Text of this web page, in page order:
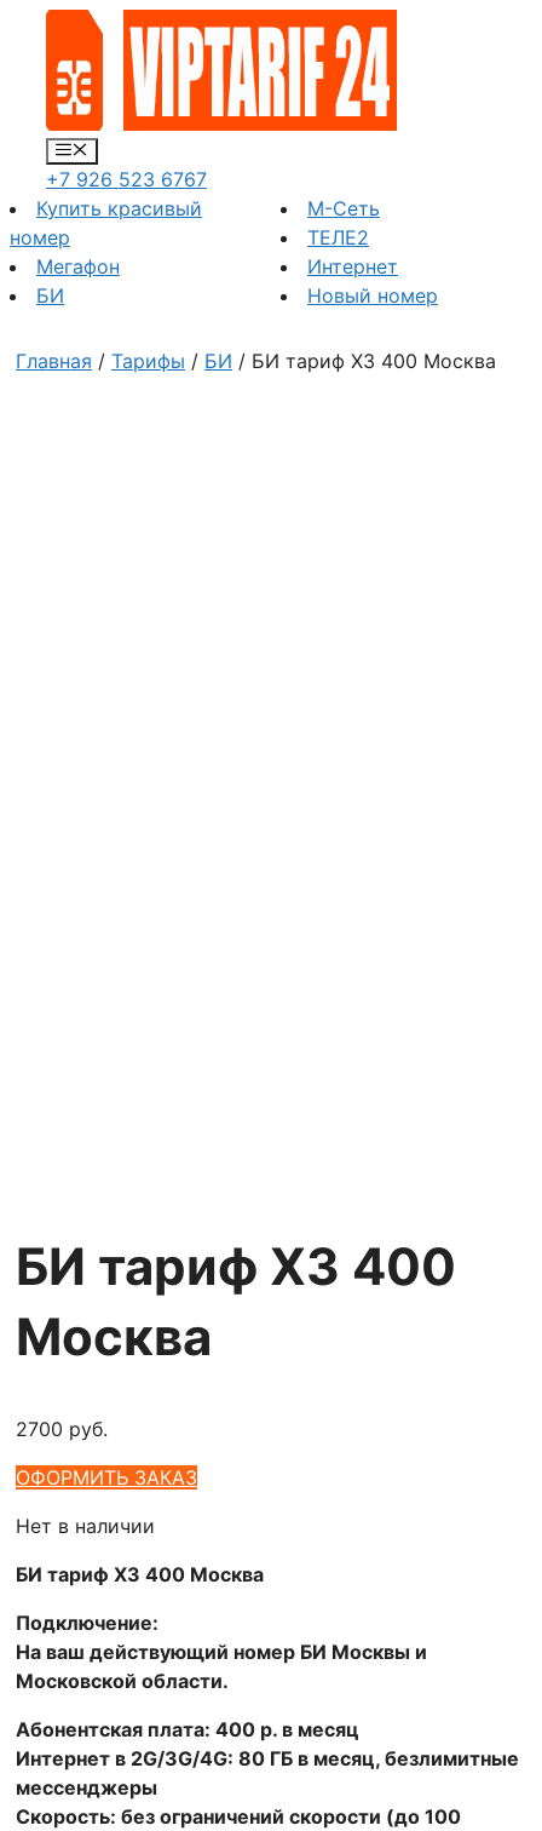
содержимому
Меню
+7 926 523 6767
Купить красивый
номер
Мегафон
БИ
М-Сеть
ТЕЛЕ2
Интернет
Новый номер
Главная / Тарифы / БИ / БИ тариф Х3 400 Москва
БИ тариф Х3 400
Москва
2700 руб.
ОФОРМИТЬ ЗАКАЗ
Нет в наличии
БИ тариф Х3 400 Москва
Подключение:
На ваш действующий номер БИ Москвы и
Московской области.
Абонентская плата: 400 р. в месяц
Интернет в 2G/3G/4G: 80 ГБ в месяц, безлимитные
мессенджеры
Скорость: без ограничений скорости (до 100